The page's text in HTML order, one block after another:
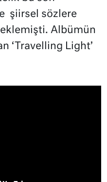
şiirsel sözlere
Albümün
‘Travelling Light’